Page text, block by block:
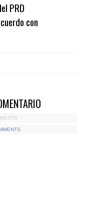
PRD
con